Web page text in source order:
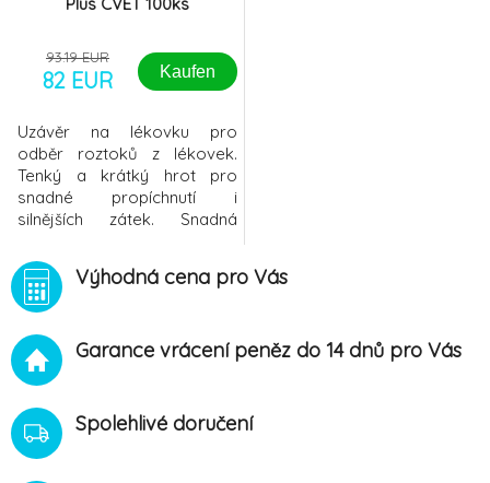
93.19 EUR
82 EUR Kaufen
Uzávěr na lékovku pro
odběr roztoků z lékovek.
Tenký a krátký hrot pro
snadné propíchnutí i
silnějších zátek. Snadná
díky úchopu umístěnému
uprostřed trnu s
integrovaným těsně
Snadné nasazení, sejmutí a
spolehlivá ochrana proti
integrovaným vzduchovým
filtrům. K d
Výhodná cena pro Vás
Garance vrácení peněz do 14 dnů pro Vás
Spolehlivé doručení